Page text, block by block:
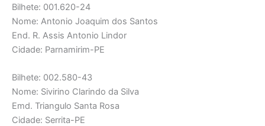
Bilhete: 001.620-24
Nome: Antonio Joaquim dos Santos
End. R. Assis Antonio Lindor
Cidade: Parnamirim-PE
Bilhete: 002.580-43
Nome: Sivirino Clarindo da Silva
Emd. Triangulo Santa Rosa
Cidade: Serrita-PE